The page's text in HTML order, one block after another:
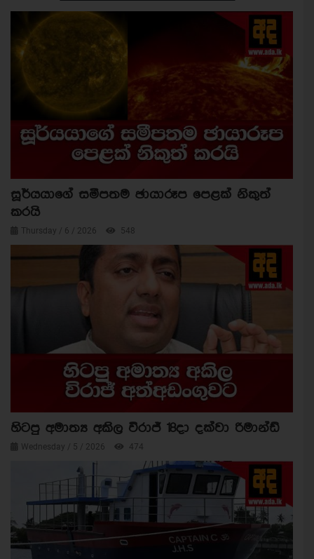
සූර්යයාගේ සමීපතම ඡායාරූප පෙළක් නිකුත්
කරයි
Thursday / 6 / 2026 548
හිටපු අමාත්‍ය අකිල විරාජ් 18දා දක්වා රිමාන්ඩ්
Wednesday / 5 / 2026 474